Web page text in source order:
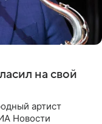
на свой
артист
Новости